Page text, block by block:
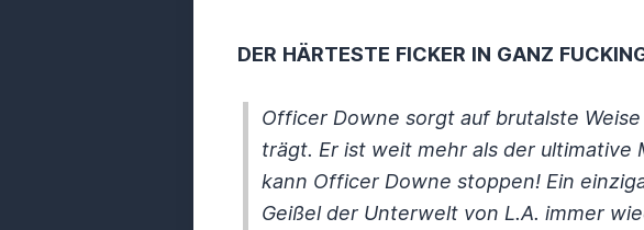
DER HÄRTESTE FICKER IN GANZ
Officer Downe sorgt auf brutalste
trägt. Er ist weit mehr als der ultimative
kann Officer Downe stoppen! Ein
Geißel der Unterwelt von L.A. immer